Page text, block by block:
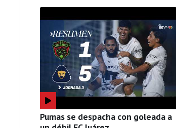
Pumas se despacha con goleada a